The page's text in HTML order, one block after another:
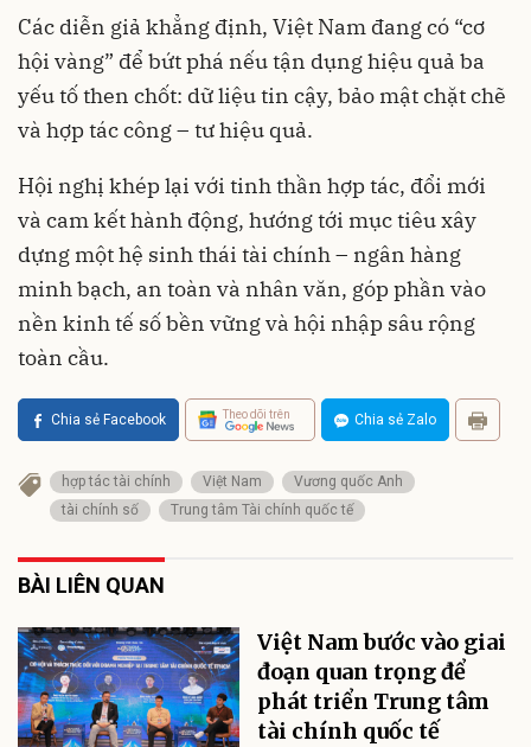
Các diễn giả khẳng định, Việt Nam đang có “cơ
hội vàng” để bứt phá nếu tận dụng hiệu quả ba
yếu tố then chốt: dữ liệu tin cậy, bảo mật chặt chẽ
và hợp tác công – tư hiệu quả.
Hội nghị khép lại với tinh thần hợp tác, đổi mới
và cam kết hành động, hướng tới mục tiêu xây
dựng một hệ sinh thái tài chính – ngân hàng
minh bạch, an toàn và nhân văn, góp phần vào
nền kinh tế số bền vững và hội nhập sâu rộng
toàn cầu.
Chia sẻ Facebook Theo dõi trên Chia sẻ Zalo
hợp tác tài chính Việt Nam
Vương quốc Anh
tài chính số
Trung tâm Tài chính quốc tế
BÀI LIÊN QUAN
Việt Nam bước vào giai
đoạn quan trọng để
phát triển Trung tâm
tài chính quốc tế